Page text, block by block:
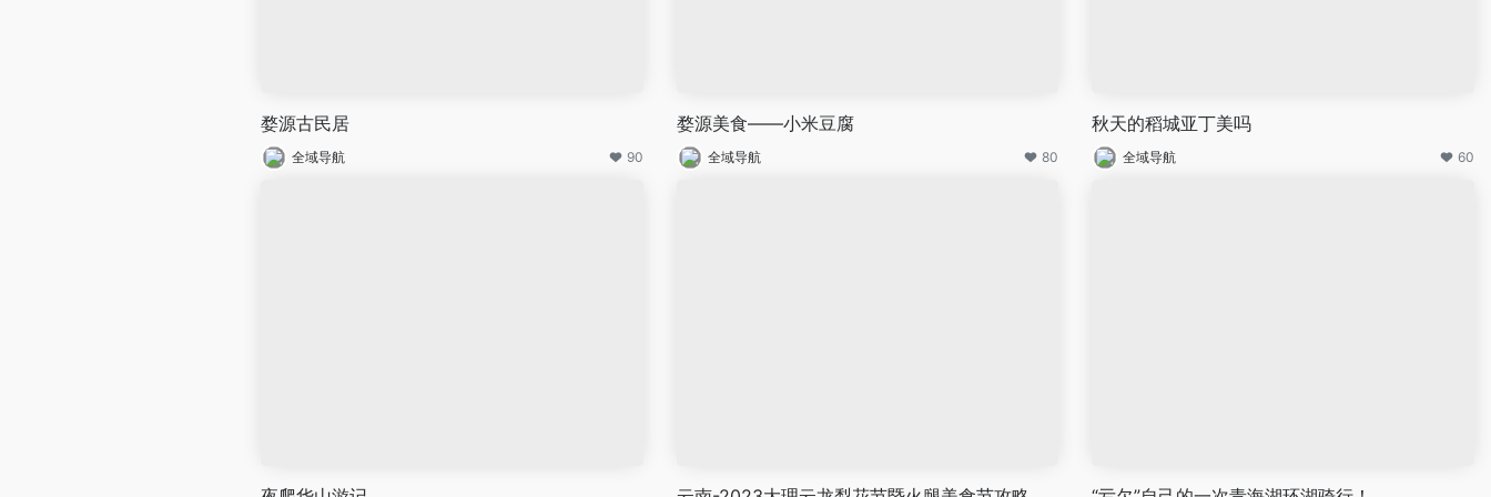
婺源古民居
全域导航 90
婺源美食——小米豆腐
全域导航 80
秋天的稻城亚丁美吗
全域导航 60